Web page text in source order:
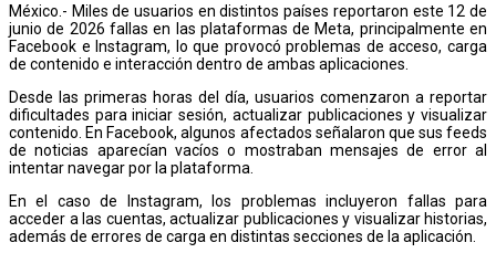
México.- Miles de usuarios en distintos países reportaron este 12 de
junio de 2026 fallas en las plataformas de Meta, principalmente en
Facebook e Instagram, lo que provocó problemas de acceso, carga
de contenido e interacción dentro de ambas aplicaciones.
Desde las primeras horas del día, usuarios comenzaron a reportar
dificultades para iniciar sesión, actualizar publicaciones y visualizar
contenido. En Facebook, algunos afectados señalaron que sus feeds
de noticias aparecían vacíos o mostraban mensajes de error al
intentar navegar por la plataforma.
En el caso de Instagram, los problemas incluyeron fallas para
acceder a las cuentas, actualizar publicaciones y visualizar historias,
además de errores de carga en distintas secciones de la aplicación.